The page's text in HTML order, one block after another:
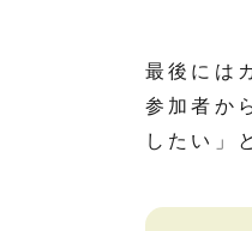
最後には
参加者か
したい」